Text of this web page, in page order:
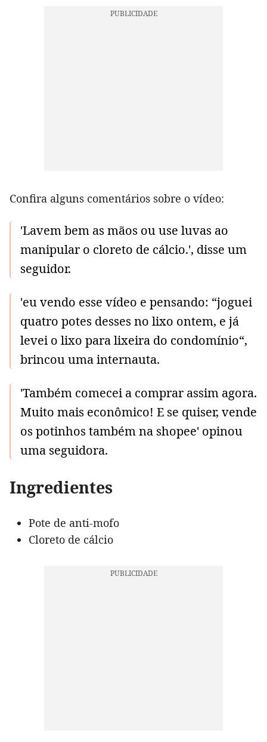
Confira alguns comentários sobre o vídeo:
'Lavem bem as mãos ou use luvas ao
manipular o cloreto de cálcio.', disse um
seguidor.
'eu vendo esse vídeo e pensando: “joguei
quatro potes desses no lixo ontem, e já
levei o lixo para lixeira do condomínio“,
brincou uma internauta.
'Também comecei a comprar assim agora.
Muito mais econômico! E se quiser, vende
os potinhos também na shopee' opinou
uma seguidora.
Ingredientes
Pote de anti-mofo
Cloreto de cálcio